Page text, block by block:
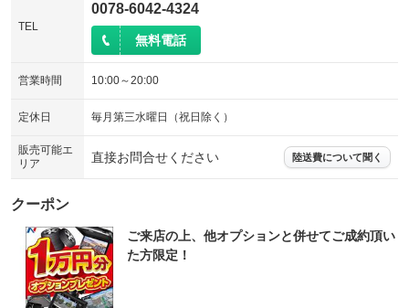
TEL
0078-6042-4324
無料電話
営業時間 10:00～20:00
定休日 毎月第三水曜日（祝日除く）
販売可能エ
リア
直接お問合せください 陸送費について聞く
クーポン
ご来店の上、他オプションと併せてご成約頂い
た方限定！